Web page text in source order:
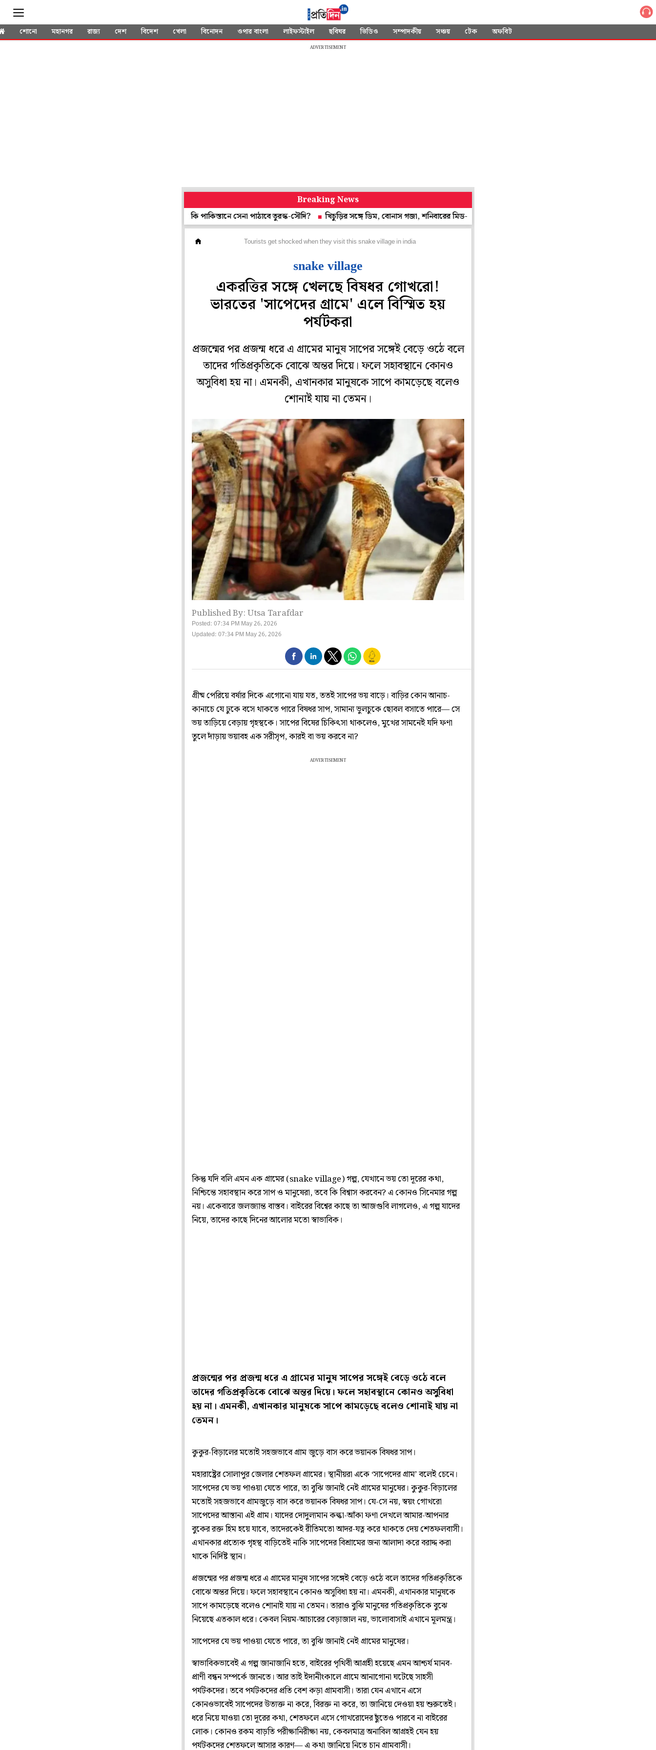
শোনো মহানগর রাজ্য দেশ বিদেশ খেলা বিনোদন ওপার বাংলা লাইফস্টাইল ছবিঘর ভিডিও সম্পাদকীয় সঞ্চয় টেক অফবিট
ADVERTISEMENT
Breaking News
তৈরি মুসলিম ন্যাটো 'কাগুজে বাঘ'! যুদ্ধ বাঁধলে সত্যিই কি পাকিস্তানে সেনা পাঠাবে তুরস্ক-সৌদি?
খিচুড়ির সঙ্গে ডিম, বোনাস গজা, শনিবারের মিড-ডে মিলে খুশি পড়ুয়ারা
Tourists get shocked when they visit this snake village in india
snake village
একরত্তির সঙ্গে খেলছে বিষধর গোখরো!
ভারতের 'সাপেদের গ্রামে' এলে বিস্মিত হয়
পর্যটকরা
প্রজন্মের পর প্রজন্ম ধরে এ গ্রামের মানুষ সাপের সঙ্গেই বেড়ে ওঠে বলে
তাদের গতিপ্রকৃতিকে বোঝে অন্তর দিয়ে। ফলে সহাবস্থানে কোনও
অসুবিধা হয় না। এমনকী, এখানকার মানুষকে সাপে কামড়েছে বলেও
শোনাই যায় না তেমন।
Published By: Utsa Tarafdar
Posted: 07:34 PM May 26, 2026
Updated: 07:34 PM May 26, 2026
গ্রীষ্ম পেরিয়ে বর্ষার দিকে এগোনো যায় যত, ততই সাপের ভয় বাড়ে। বাড়ির কোন আনাচ-
কানাচে যে ঢুকে বসে থাকতে পারে বিষধর সাপ, সামান্য ভুলচুকে ছোবল বসাতে পারে— সে
ভয় তাড়িয়ে বেড়ায় গৃহস্থকে। সাপের বিষের চিকিৎসা থাকলেও, মুখের সামনেই যদি ফণা
তুলে দাঁড়ায় ভয়াবহ এক সরীসৃপ, কারই বা ভয় করবে না?
ADVERTISEMENT
কিন্তু যদি বলি এমন এক গ্রামের (snake village) গল্প, যেখানে ভয় তো দূরের কথা,
নিশ্চিন্তে সহাবস্থান করে সাপ ও মানুষেরা, তবে কি বিশ্বাস করবেন? এ কোনও সিনেমার গল্প
নয়। একেবারে জলজ্যান্ত বাস্তব। বাইরের বিশ্বের কাছে তা আজগুবি লাগলেও, এ গল্প যাদের
নিয়ে, তাদের কাছে দিনের আলোর মতো স্বাভাবিক।
প্রজন্মের পর প্রজন্ম ধরে এ গ্রামের মানুষ সাপের সঙ্গেই বেড়ে ওঠে বলে
তাদের গতিপ্রকৃতিকে বোঝে অন্তর দিয়ে। ফলে সহাবস্থানে কোনও অসুবিধা
হয় না। এমনকী, এখানকার মানুষকে সাপে কামড়েছে বলেও শোনাই যায় না
তেমন।
কুকুর-বিড়ালের মতোই সহজভাবে গ্রাম জুড়ে বাস করে ভয়ানক বিষধর সাপ।
মহারাষ্ট্রের সোলাপুর জেলার শেতফল গ্রামের। স্থানীয়রা একে ‘সাপেদের গ্রাম’ বলেই চেনে।
সাপেদের যে ভয় পাওয়া যেতে পারে, তা বুঝি জানাই নেই গ্রামের মানুষের। কুকুর-বিড়ালের
মতোই সহজভাবে গ্রামজুড়ে বাস করে ভয়ানক বিষধর সাপ। যে-সে নয়, স্বয়ং গোখরো
সাপেদের আস্তানা এই গ্রাম। যাদের দোদুল্যমান কল্কা-আঁকা ফণা দেখলে আমার-আপনার
বুকের রক্ত হিম হয়ে যাবে, তাদেরকেই রীতিমতো আদর-যত্ন করে থাকতে দেয় শেতফলবাসী।
এখানকার প্রত্যেক গৃহস্থ বাড়িতেই নাকি সাপেদের বিশ্রামের জন্য আলাদা করে বরাদ্দ করা
থাকে নির্দিষ্ট স্থান।
প্রজন্মের পর প্রজন্ম ধরে এ গ্রামের মানুষ সাপের সঙ্গেই বেড়ে ওঠে বলে তাদের গতিপ্রকৃতিকে
বোঝে অন্তর দিয়ে। ফলে সহাবস্থানে কোনও অসুবিধা হয় না। এমনকী, এখানকার মানুষকে
সাপে কামড়েছে বলেও শোনাই যায় না তেমন। তারাও বুঝি মানুষের গতিপ্রকৃতিকে বুঝে
নিয়েছে এতকাল ধরে। কেবল নিয়ম-আচারের বেড়াজাল নয়, ভালোবাসাই এখানে মূলমন্ত্র।
সাপেদের যে ভয় পাওয়া যেতে পারে, তা বুঝি জানাই নেই গ্রামের মানুষের।
স্বাভাবিকভাবেই এ গল্প জানাজানি হতে, বাইরের পৃথিবী আগ্রহী হয়েছে এমন আশ্চর্য মানব-
প্রাণী বন্ধন সম্পর্কে জানতে। আর তাই ইদানীংকালে গ্রামে আনাগোনা ঘটেছে সাহসী
পর্যটকদের। তবে পর্যটকদের প্রতি বেশ কড়া গ্রামবাসী। তারা যেন এখানে এসে
কোনওভাবেই সাপেদের উত্যক্ত না করে, বিরক্ত না করে, তা জানিয়ে দেওয়া হয় শুরুতেই।
ধরে নিয়ে যাওয়া তো দূরের কথা, শেতফলে এসে গোখরোদের ছুঁতেও পারবে না বাইরের
লোক। কোনও রকম বাড়তি পরীক্ষানিরীক্ষা নয়, কেবলমাত্র অনাবিল আগ্রহই যেন হয়
পর্যটকদের শেতফলে আসার কারণ— এ কথা জানিয়ে নিতে চান গ্রামবাসী।